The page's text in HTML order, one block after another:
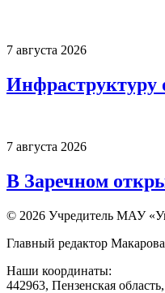
7 августа 2026
Инфраструктуру
7 августа 2026
В Заречном
© 2026 Учредитель МАУ
Главный редактор
Наши координаты:
442963, Пензенская